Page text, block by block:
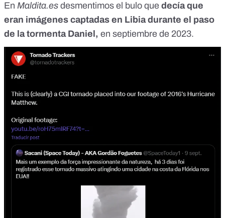
En Maldita.es desmentimos el bulo que decía que
eran imágenes captadas en Libia durante el paso
de la tormenta Daniel, en septiembre de 2023.